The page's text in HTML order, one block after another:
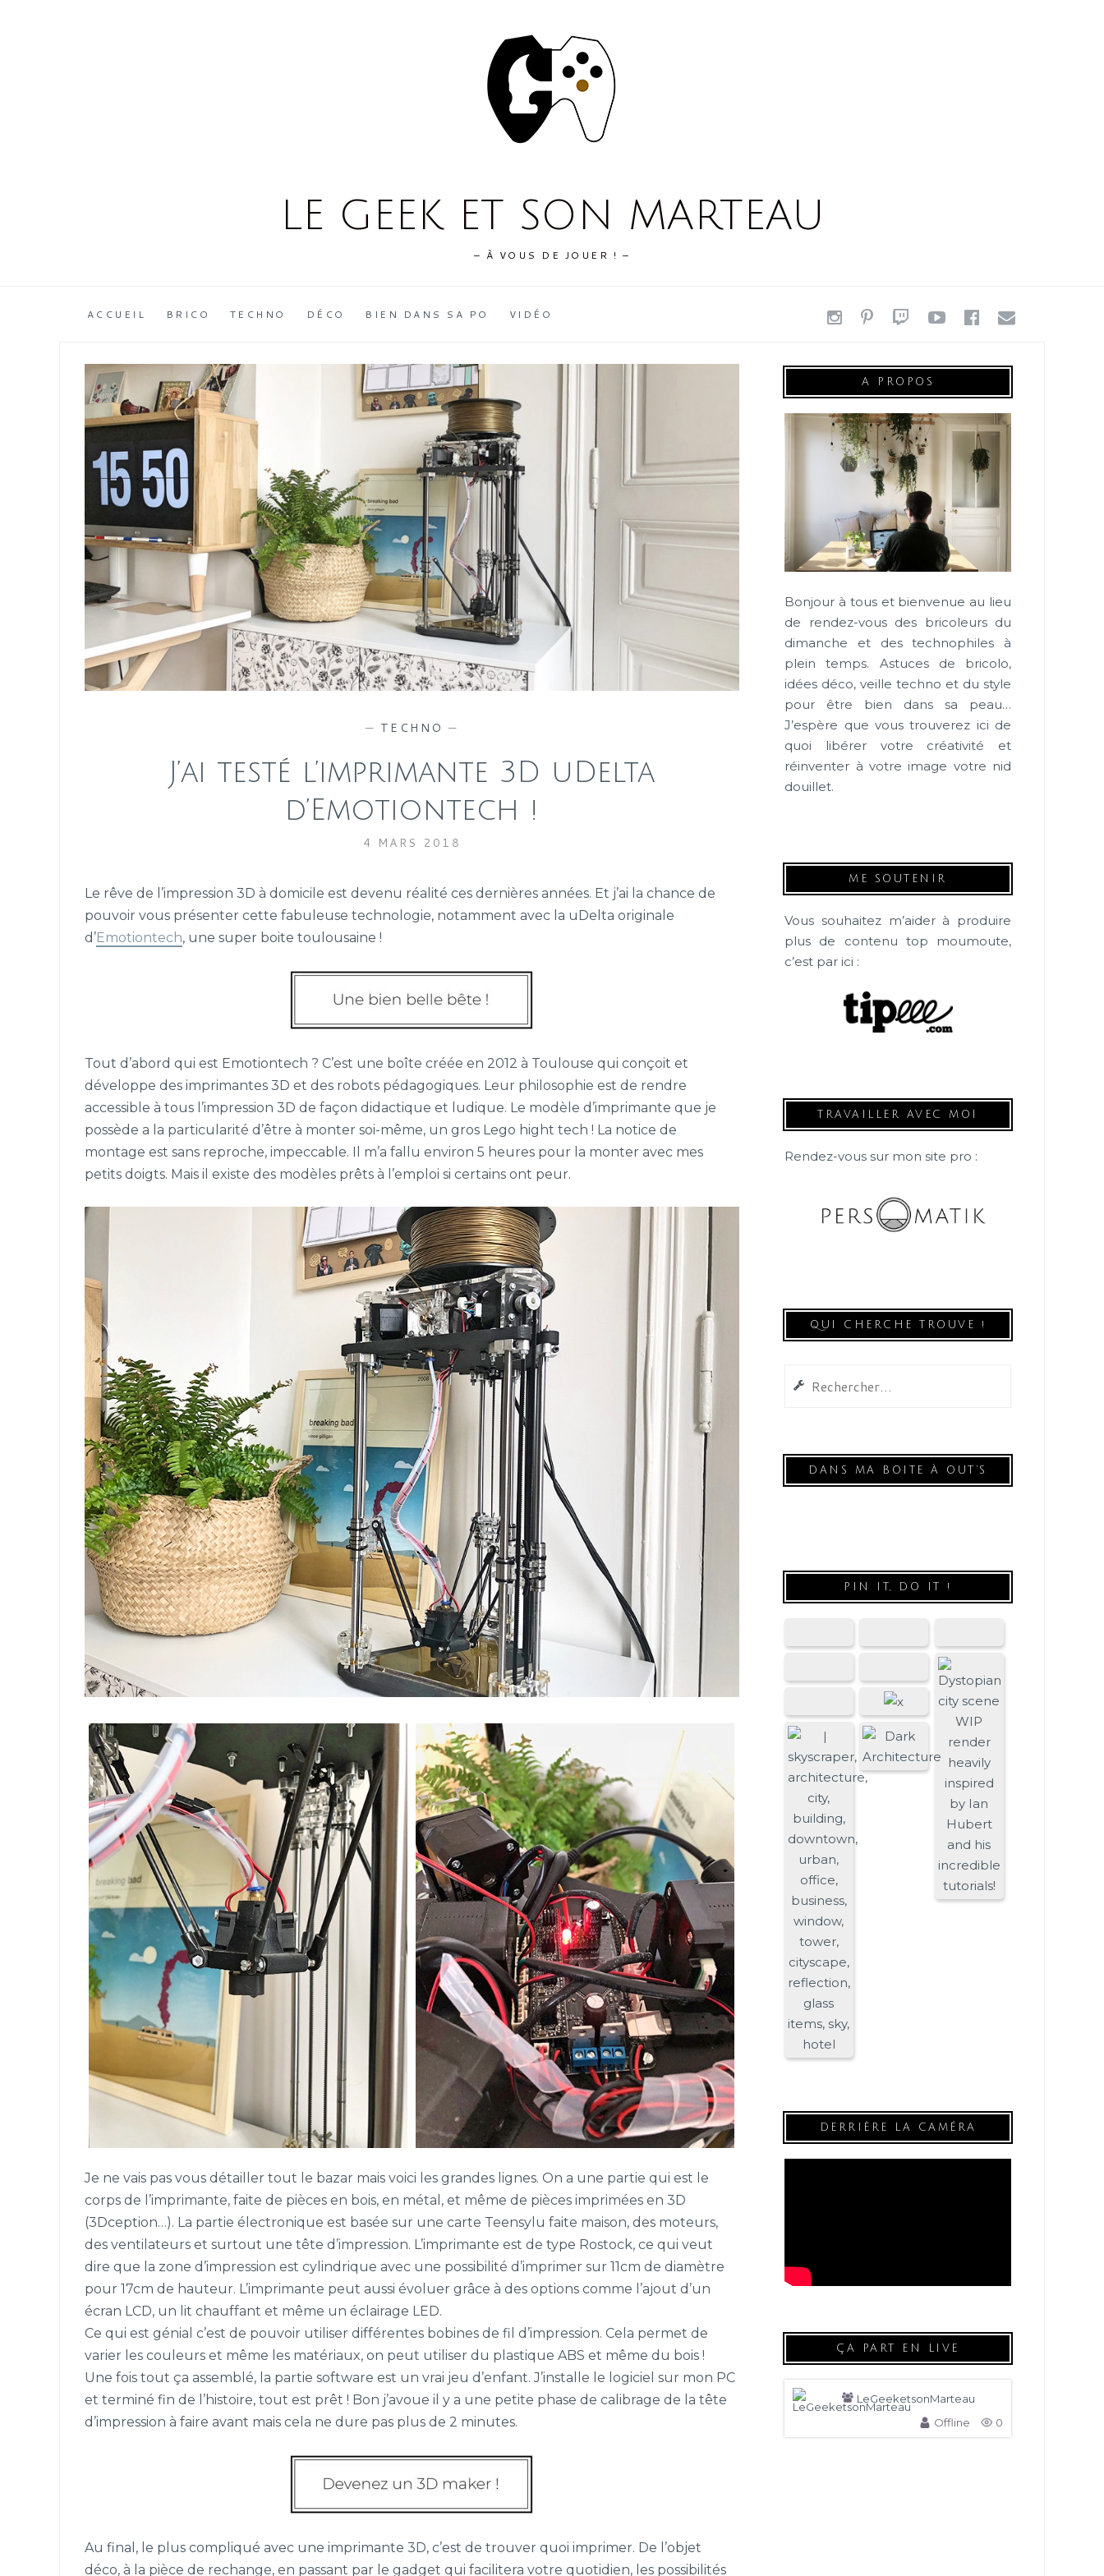
LE GEEK ET SON MARTEAU
– À VOUS DE JOUER ! –
ACCUEIL BRICO TECHNO DÉCO BIEN DANS SA PO VIDÉO INSTAGRAM
PINTEREST
TWITCH
YOUTUBE
— TECHNO —
J’ai testé l’imprimante 3D uDelta
d’Emotiontech !
4 MARS 2018
Le rêve de l’impression 3D à domicile est devenu réalité ces dernières années. Et j’ai la chance de
pouvoir vous présenter cette fabuleuse technologie, notamment avec la uDelta originale
d’Emotiontech, une super boite toulousaine !
Tout d’abord qui est Emotiontech ? C’est une boîte créée en 2012 à Toulouse qui conçoit et
développe des imprimantes 3D et des robots pédagogiques. Leur philosophie est de rendre
accessible à tous l’impression 3D de façon didactique et ludique. Le modèle d’imprimante que je
possède a la particularité d’être à monter soi-même, un gros Lego hight tech ! La notice de
montage est sans reproche, impeccable. Il m’a fallu environ 5 heures pour la monter avec mes
petits doigts. Mais il existe des modèles prêts à l’emploi si certains ont peur.
Je ne vais pas vous détailler tout le bazar mais voici les grandes lignes. On a une partie qui est le
corps de l’imprimante, faite de pièces en bois, en métal, et même de pièces imprimées en 3D
(3Dception…). La partie électronique est basée sur une carte Teensylu faite maison, des moteurs,
des ventilateurs et surtout une tête d’impression. L’imprimante est de type Rostock, ce qui veut
dire que la zone d’impression est cylindrique avec une possibilité d’imprimer sur 11cm de diamètre
pour 17cm de hauteur. L’imprimante peut aussi évoluer grâce à des options comme l’ajout d’un
écran LCD, un lit chauffant et même un éclairage LED.
Ce qui est génial c’est de pouvoir utiliser différentes bobines de fil d’impression. Cela permet de
varier les couleurs et même les matériaux, on peut utiliser du plastique ABS et même du bois !
Une fois tout ça assemblé, la partie software est un vrai jeu d’enfant. J’installe le logiciel sur mon PC
et terminé fin de l’histoire, tout est prêt ! Bon j’avoue il y a une petite phase de calibrage de la tête
d’impression à faire avant mais cela ne dure pas plus de 2 minutes.
Au final, le plus compliqué avec une imprimante 3D, c’est de trouver quoi imprimer. De l’objet
déco, à la pièce de rechange, en passant par le gadget qui facilitera votre quotidien, les possibilités
A PROPOS
Bonjour à tous et bienvenue au lieu
de rendez-vous des bricoleurs du
dimanche et des technophiles à
plein temps. Astuces de bricolo,
idées déco, veille techno et du style
pour être bien dans sa peau…
J’espère que vous trouverez ici de
quoi libérer votre créativité et
réinventer à votre image votre nid
douillet.
ME SOUTENIR
Vous souhaitez m’aider à produire
plus de contenu top moumoute,
c’est par ici :
TRAVAILLER AVEC MOI
Rendez-vous sur mon site pro :
QUI CHERCHE TROUVE !
DANS MA BOITE À OUT’S
PIN IT, DO IT !
DERRIÈRE LA CAMÉRA
ÇA PART EN LIVE
LeGeeketsonMarteau
Offline
0